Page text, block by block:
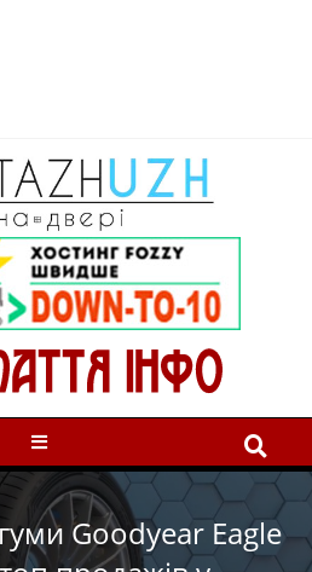
Goodyear Eagle